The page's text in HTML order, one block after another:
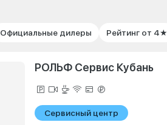
Официальные дилеры Рейтинг от 4★
РОЛЬФ Сервис Кубань
Сервисный центр